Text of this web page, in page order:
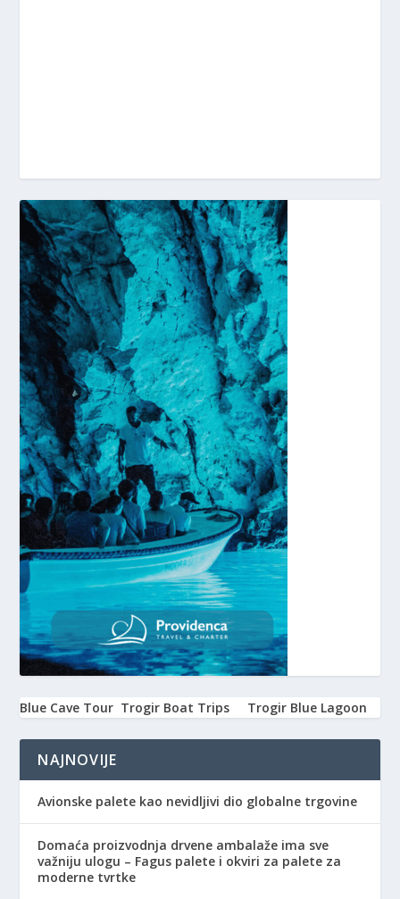
Blue Cave Tour Trogir Boat Trips Trogir Blue Lagoon
NAJNOVIJE
Avionske palete kao nevidljivi dio globalne trgovine
Domaća proizvodnja drvene ambalaže ima sve
važniju ulogu – Fagus palete i okviri za palete za
moderne tvrtke